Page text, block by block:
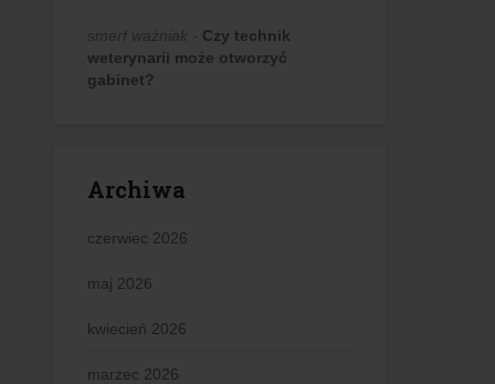
smerf ważniak - Czy technik
weterynarii może otworzyć
gabinet?
Archiwa
czerwiec 2026
maj 2026
kwiecień 2026
marzec 2026